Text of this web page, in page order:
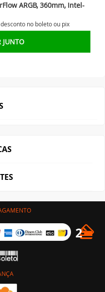
ARGB, 360mm, Intel-
no boleto ou pix
JUNTO